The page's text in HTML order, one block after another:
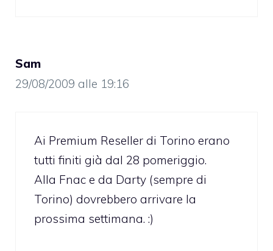
Sam
29/08/2009 alle 19:16
Ai Premium Reseller di Torino erano
tutti finiti già dal 28 pomeriggio.
Alla Fnac e da Darty (sempre di
Torino) dovrebbero arrivare la
prossima settimana. :)